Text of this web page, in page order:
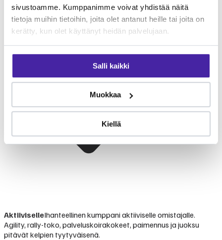
sivustoamme. Kumppanimme voivat yhdistää näitä
tietoja muihin tietoihin, joita olet antanut heille tai joita on
kerätty, kun olet käyttänyt heidän palvelujaan.
Salli kaikki
Muokkaa
Kiellä
AktiiviselleIhanteellinen kumppani aktiiviselle omistajalle.
Agility, rally-toko, palveluskoirakokeet, paimennus ja juoksu
pitävät kelpien tyytyväisenä.